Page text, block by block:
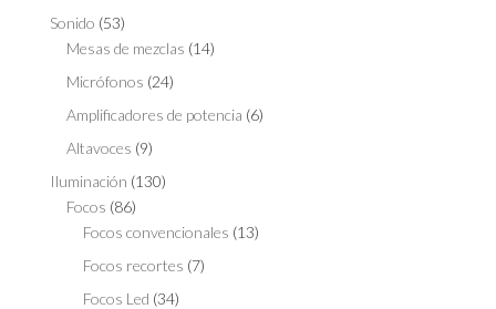
Sonido (53)
Mesas de mezclas (14)
Micrófonos (24)
Amplificadores de potencia (6)
Altavoces (9)
Iluminación (130)
Focos (86)
Focos convencionales (13)
Focos recortes (7)
Focos Led (34)